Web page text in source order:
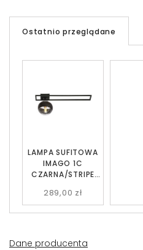
Ostatnio przeglądane
LAMPA SUFITOWA
IMAGO 1C
CZARNA/STRIPE
289,00 zł
Dane producenta